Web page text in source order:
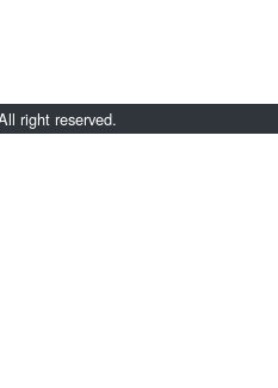
right reserved.